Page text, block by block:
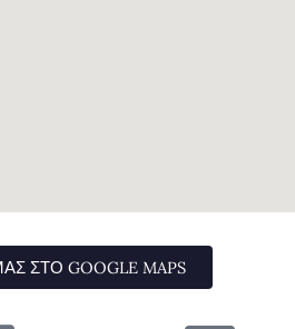
ΣΤΟ GOOGLE MAPS